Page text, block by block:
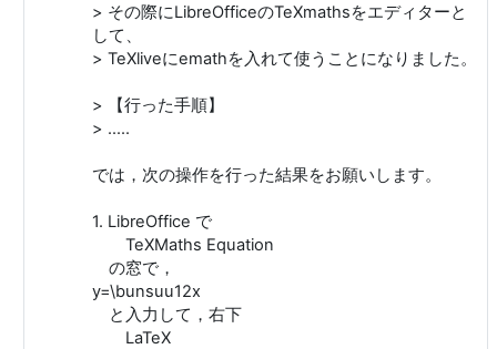
> その際にLibreOfficeのTeXmathsをエディターと
して、
> TeXliveにemathを入れて使うことになりました。
> 【行った手順】
> .....
では，次の操作を行った結果をお願いします。
1. LibreOffice で
TeXMaths Equation
の窓で，
y=\bunsuu12x
と入力して，右下
LaTeX